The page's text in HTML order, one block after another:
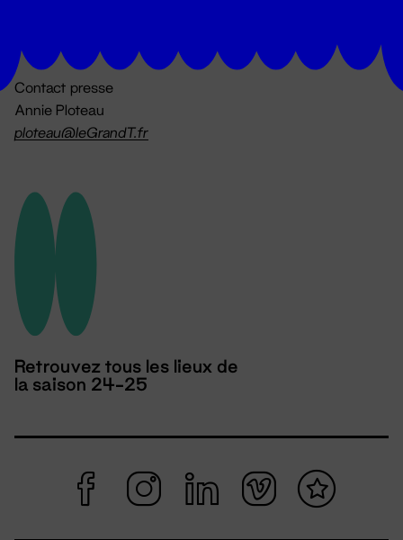
Contact presse
Annie Ploteau
ploteau@leGrandT.fr
Retrouvez tous les lieux de
la saison 24-25